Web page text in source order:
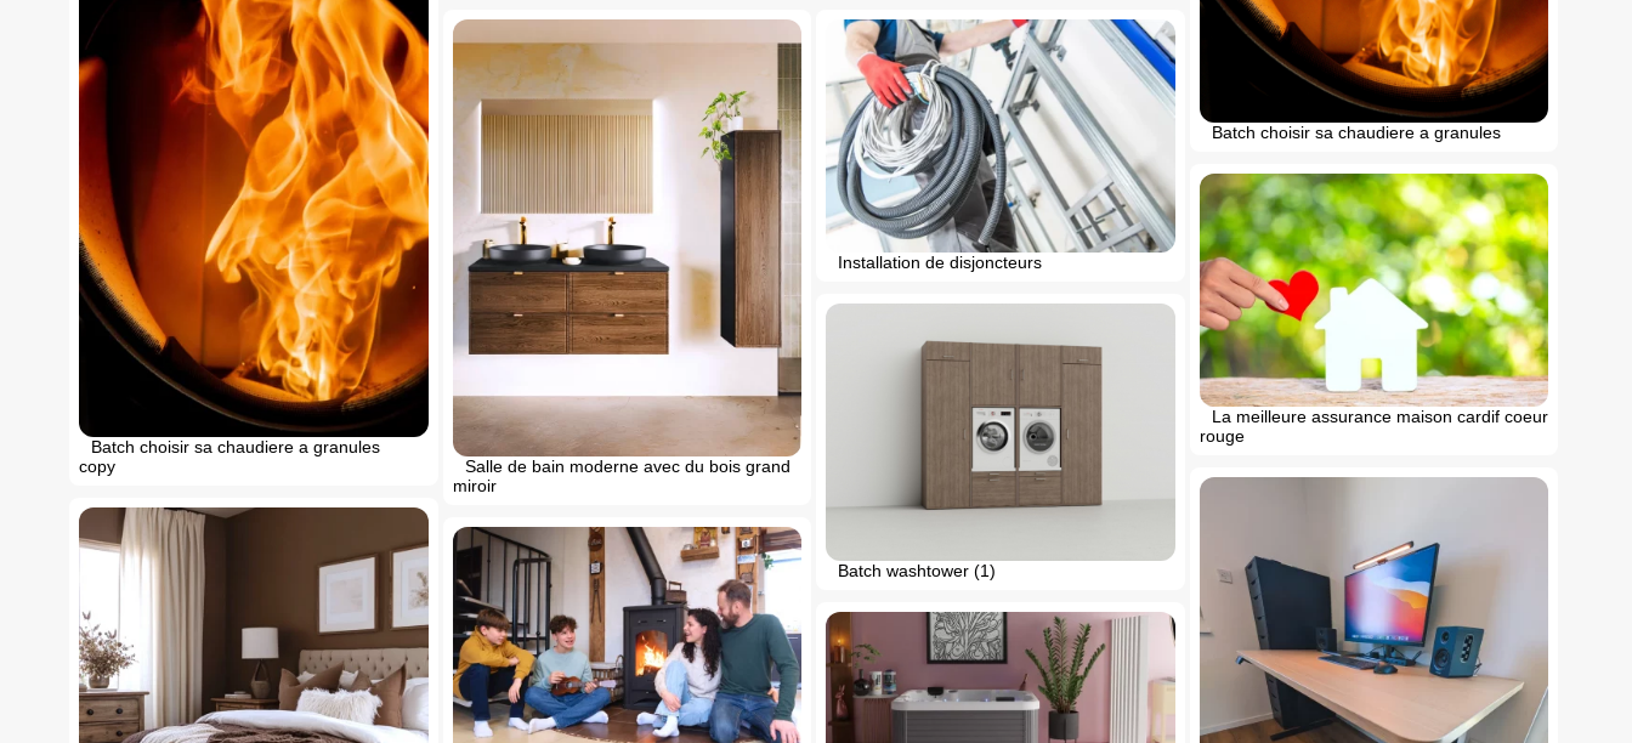
Batch choisir sa chaudiere a granules
Batch choisir sa chaudiere a granules
copy
Salle de bain moderne avec du bois grand
miroir
Installation de disjoncteurs
La meilleure assurance maison cardif coeur
rouge
Batch washtower (1)